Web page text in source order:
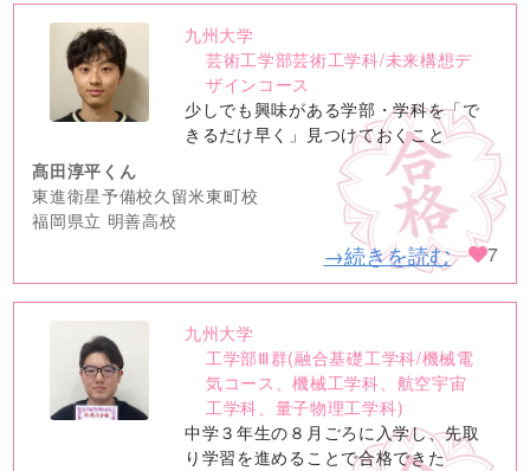
no
image
九州大学
芸術工学部芸術工学科/未来構想デ
ザインコース
少しでも興味がある学部・学科を「で
きるだけ早く」見つけておくこと
髙田淳平くん
東進衛星予備校久留米東町校
福岡県立 明善高校
→続きを読む 7
no
image
九州大学
工学部Ⅲ群(融合基礎工学科/機械電
気コース、機械工学科、航空宇宙
工学科、量子物理工学科)
中学３年生の８月ごろに入学し、先取
り学習を進めることで合格できた